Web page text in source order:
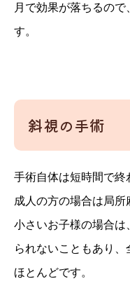
月で効果が落ちるの
す。
斜視の手術
手術自体は短時間で
成人の方の場合は局
小さいお子様の場合
られないこともあり
ほとんどです。